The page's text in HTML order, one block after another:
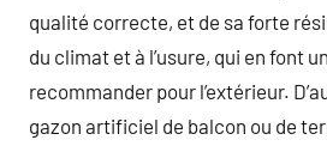
qualité correcte, et de sa forte
du climat et à l’usure, qui en font
recommander pour l’extérieur.
gazon artificiel de balcon ou de